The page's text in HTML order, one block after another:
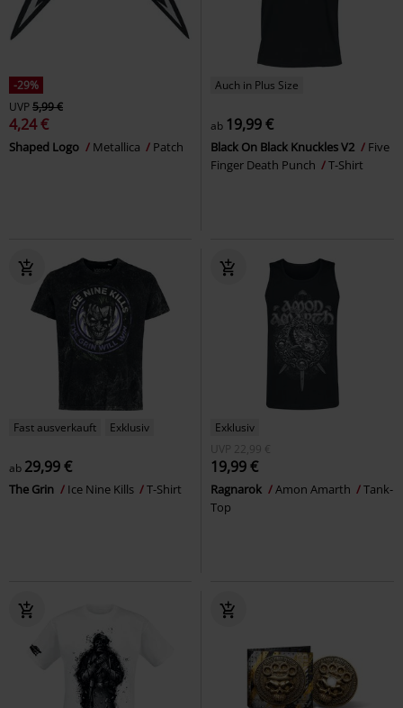
-29%
UVP5,99 €
4,24 €
Shaped Logo Metallica Patch
Auch in Plus Size
ab 19,99 €
Black On Black Knuckles V2
Five
Finger Death Punch
T-Shirt
Fast ausverkauft Exklusiv
ab 29,99 €
The Grin Ice Nine Kills T-Shirt
Exklusiv
UVP
22,99 €
19,99 €
Ragnarok Amon Amarth
Tank-
Top